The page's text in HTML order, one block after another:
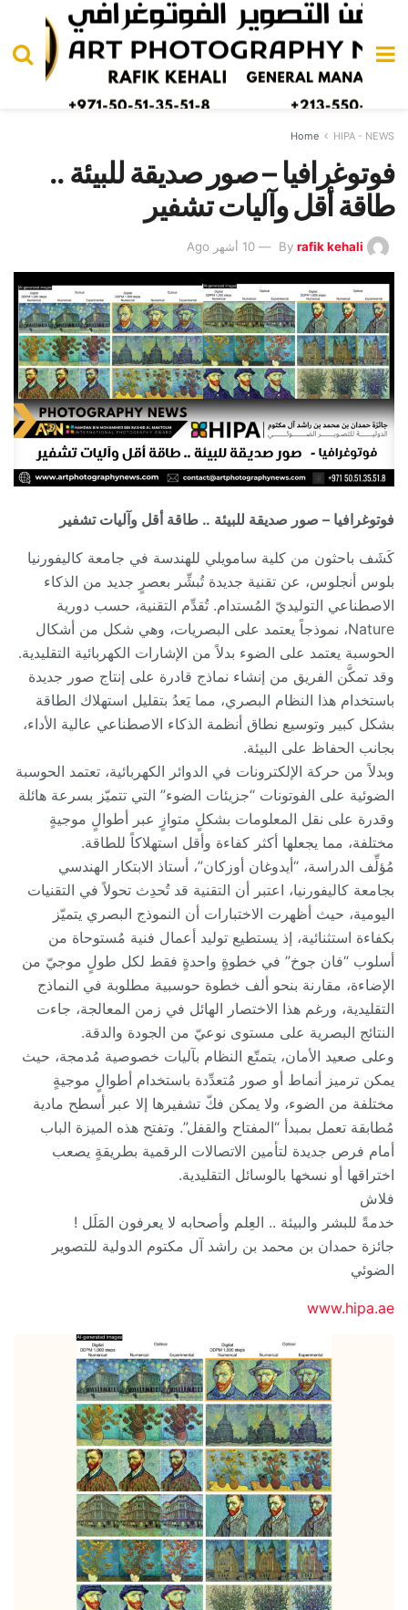
Home HIPA - NEWS
فوتوغرافيا – صور صديقة للبيئة ..
طاقة أقل وآليات تشفير
By rafik kehali 10 أشهر Ago
فوتوغرافيا – صور صديقة للبيئة .. طاقة أقل وآليات تشفير
كَشَف باحثون من كلية سامويلي للهندسة في جامعة كاليفورنيا
بلوس أنجلوس، عن تقنية جديدة تُبشِّر بعصرٍ جديد من الذكاء
الاصطناعي التوليديّ المُستدام. تُقدِّم التقنية، حسب دورية
Nature، نموذجاً يعتمد على البصريات، وهي شكل من أشكال
الحوسبة يعتمد على الضوء بدلاً من الإشارات الكهربائية التقليدية.
وقد تمكَّن الفريق من إنشاء نماذج قادرة على إنتاج صور جديدة
باستخدام هذا النظام البصري، مما يَعدُ بتقليل استهلاك الطاقة
بشكل كبير وتوسيع نطاق أنظمة الذكاء الاصطناعي عالية الأداء،
بجانب الحفاظ على البيئة.
وبدلاً من حركة الإلكترونات في الدوائر الكهربائية، تعتمد الحوسبة
الضوئية على الفوتونات “جزيئات الضوء” التي تتميّز بسرعة هائلة
وقدرة على نقل المعلومات بشكلٍ متوازٍ عبر أطوالٍ موجيةٍ
مختلفة، مما يجعلها أكثر كفاءة وأقل استهلاكاً للطاقة.
مُؤلِّف الدراسة، “أيدوغان أوزكان”، أستاذ الابتكار الهندسي
بجامعة كاليفورنيا، اعتبر أن التقنية قد تُحدِث تحولاً في التقنيات
اليومية، حيث أظهرت الاختبارات أن النموذج البصري يتميّز
بكفاءة استثنائية، إذ يستطيع توليد أعمال فنية مُستوحاة من
أسلوب “فان جوخ” في خطوةٍ واحدةٍ فقط لكل طولٍ موجيّ من
الإضاءة، مقارنة بنحو ألف خطوة حوسبية مطلوبة في النماذج
التقليدية، ورغم هذا الاختصار الهائل في زمن المعالجة، جاءت
النتائج البصرية على مستوى نوعيّ من الجودة والدقة.
وعلى صعيد الأمان، يتمتّع النظام بآليات خصوصية مُدمجة، حيث
يمكن ترميز أنماط أو صور مُتعدِّدة باستخدام أطوالٍ موجيةٍ
مختلفة من الضوء، ولا يمكن فكّ تشفيرها إلا عبر أسطح مادية
مُطابقة تعمل بمبدأ “المفتاح والقفل”. وتفتح هذه الميزة الباب
أمام فرص جديدة لتأمين الاتصالات الرقمية بطريقةٍ يصعب
اختراقها أو نسخها بالوسائل التقليدية.
فلاش
خدمةً للبشر والبيئة .. العِلم وأصحابه لا يعرفون المَلَل !
جائزة حمدان بن محمد بن راشد آل مكتوم الدولية للتصوير
الضوئي
www.hipa.ae